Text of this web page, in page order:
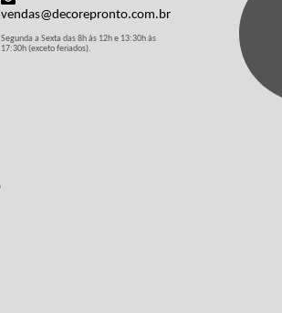
vendas@decorepronto.com.br
Segunda a Sexta das 8h às 12h e 13:30h às
17:30h (exceto feriados).